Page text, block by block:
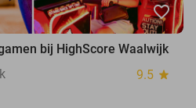
favorite_border
bij HighScore Waalwijk
9.5 star